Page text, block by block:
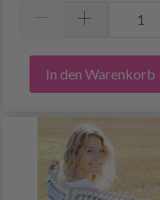
In den Warenkorb